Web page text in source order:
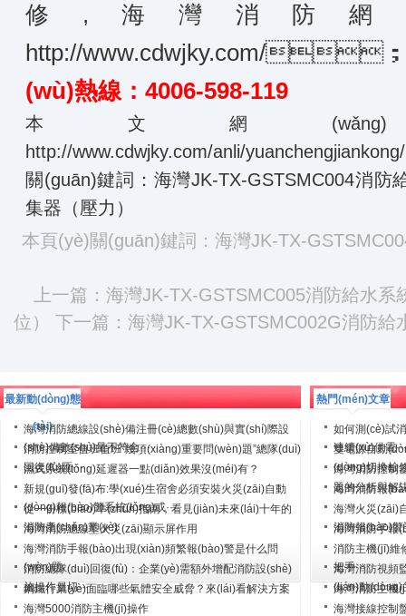
修,海灣消防網
http://www.cdwjky.com/；
(wù)熱線：4006-598-119
本文網
http://www.cdwjky.com/anli/
關(guān)鍵詞：海灣JK-TX-GSTSMC004消防
集器（壓力）
本頁(yè)關(guān)鍵詞：海灣JK-TX-
上一篇： 海灣JK-TX-GSTSMC005消防給水系
位）
下一篇： 海灣JK-TX-GSTSMC002G消防給
最新動(dòng)態
(tài)
海灣消防總線設(shè)備注冊(cè)總數(shù)與實(shí)際設
(shè)備數(shù)量不符合···
消防控制室值班值班“幾項(xiàng)重要問(wèn)題”總隊(duì)
回復(fù)匯···
濕式系統(tǒng)延遲器一點(diǎn)效果沒(méi)有？
新規(guī)發(fā)布:學(xué)生宿舍必須安裝火災(zāi)自動
(dòng)報(bào)警系統(tǒng)或···
從一份標(biāo)準(zhǔn)指南，看見(jiàn)未來(lái)十年的
消防產(chǎn)業(yè)
海灣消防總線型火災(zāi)顯示屏作用
海灣消防手報(bào)出現(xiàn)頻繁報(bào)警是什么問
(wèn)題
消防總隊(duì)回復(fù)：企業(yè)需額外增配消防設(shè)
施操作員切···
鋼鐵行業(yè)面臨哪些氣體安全威脅？來(lái)看解決方案
海灣5000消防主機(jī)操作
熱門(mén)文章
如何測(cè)試
連續(xù)供電···
雙電源自動
(dòng)切換檢
海灣消防控制
題的分析與解決
海灣消防報
海灣火災(zāi)
消防報(bào)警
海灣消防手報
消防主機(jī)維
把手···
海灣消防視頻
(lián)動(dòng)
海灣消防主機
海灣接線控制